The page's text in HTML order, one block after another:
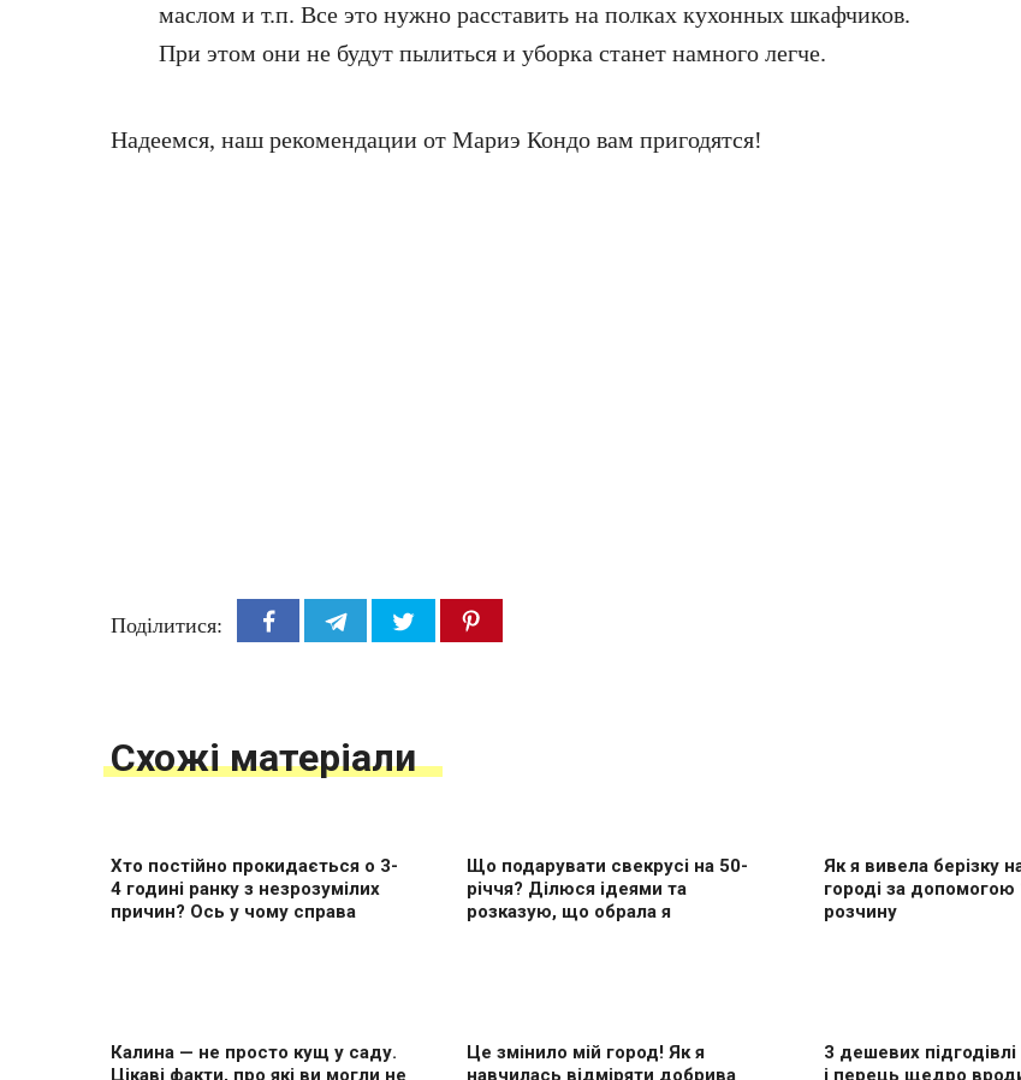
маслом и т.п. Все это нужно расставить на полках кухонных шкафчиков.
При этом они не будут пылиться и уборка станет намного легче.
Надеемся, наш рекомендации от Мариэ Кондо вам пригодятся!
Поділитися:
Схожі матеріали
Хто постійно прокидається о 3-
4 годині ранку з незрозумілих
причин? Ось у чому справа
Що подарувати свекрусі на 50-
річчя? Ділюся ідеями та
розказую, що обрала я
Як я вивела берізку
городі за допомогою
розчину
Калина — не просто кущ у саду.
Цікаві факти, про які ви могли не
Це змінило мій город! Як я
навчилась відміряти добрива
3 дешевих
і перець щедро